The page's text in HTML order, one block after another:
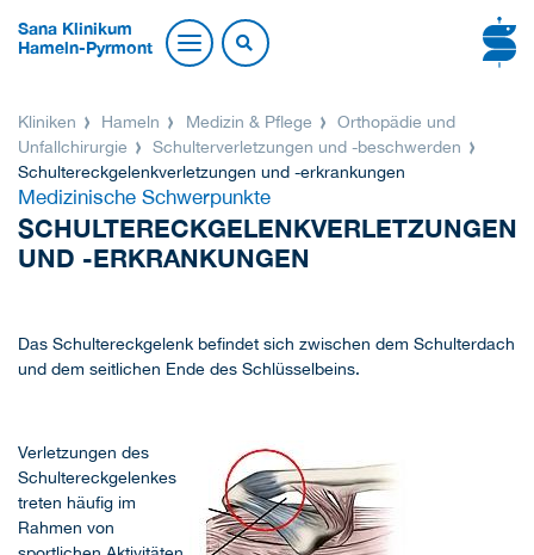
Sana Klinikum
Hameln-Pyrmont
Kliniken Hameln Medizin & Pflege
Orthopädie und
Unfallchirurgie
Schulterverletzungen und -beschwerden
Schultereckgelenk­verletzungen und -erkrankungen
Medizinische Schwerpunkte
SCHULTERECKGELENKVERLETZUNGEN
UND -ERKRANKUNGEN
Das Schultereckgelenk befindet sich zwischen dem Schulterdach
und dem seitlichen Ende des Schlüsselbeins.
Verletzungen des
Schultereckgelenkes
treten häufig im
Rahmen von